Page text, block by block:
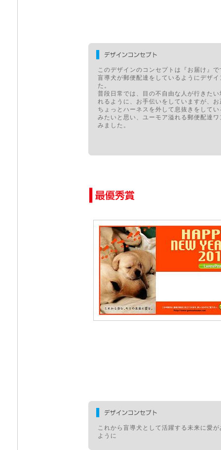
このデザインのコンセプトは『お届け』で
盲導犬が郵便配達をしているようにデザ
た。
普段日常では、目の不自由な人が行きた
れるように、お手伝いをしていますが、
ちょっとハーネスを外して息抜きをして
みたいと思い、ユーモア溢れる郵便配達
みました。
これから盲導犬として活躍する未来に愛
ように